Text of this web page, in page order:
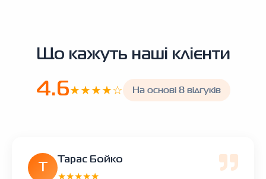
Що кажуть наші клієнти
4.6★★★★☆ На основі 8 відгуків
Тарас Бойко
★★★★★